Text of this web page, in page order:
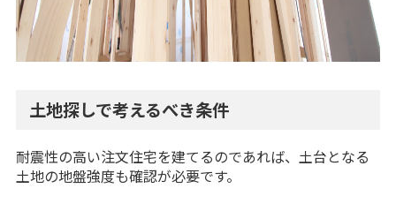
土地探しで考えるべき条件
耐震性の高い注文住宅を建てるのであれば、土台となる
土地の地盤強度も確認が必要です。